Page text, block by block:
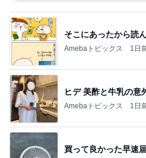
そこにあったから読
Amebaトピックス 1日
ヒデ 美酢と牛乳の意
Amebaトピックス 1日
買って良かった早速